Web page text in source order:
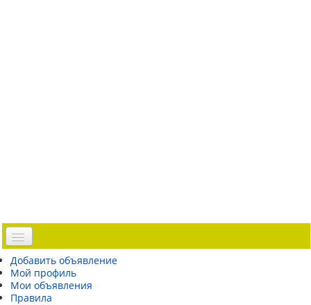
Доска объявлений
Погода Эстонии
Открытки
Добавить объявление
Мой профиль
Мои объявления
Правила